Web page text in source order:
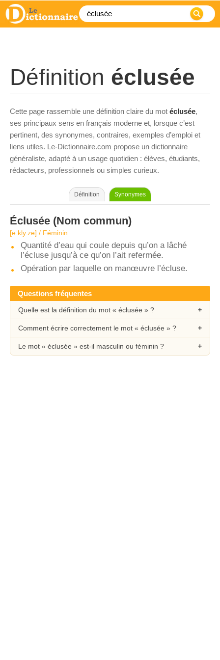
Définition éclusée
Cette page rassemble une définition claire du mot éclusée,
ses principaux sens en français moderne et, lorsque c’est
pertinent, des synonymes, contraires, exemples d’emploi et
liens utiles. Le-Dictionnaire.com propose un dictionnaire
généraliste, adapté à un usage quotidien : élèves, étudiants,
rédacteurs, professionnels ou simples curieux.
Définition Synonymes
Éclusée (Nom commun)
[e.kly.ze] / Féminin
Quantité d’eau qui coule depuis qu’on a lâché
l’écluse jusqu’à ce qu’on l’ait refermée.
Opération par laquelle on manœuvre l’écluse.
Questions fréquentes
Quelle est la définition du mot « éclusée » ?
Comment écrire correctement le mot « éclusée » ?
Le mot « éclusée » est-il masculin ou féminin ?